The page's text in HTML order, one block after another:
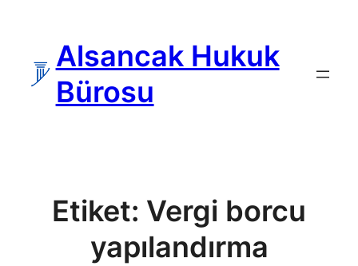
Alsancak Hukuk
Bürosu
Etiket: Vergi borcu
yapılandırma